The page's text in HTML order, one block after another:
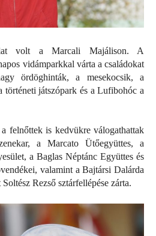
volt a Marcali Majálison. A
vidámparkkal várta a családokat
ördöghinták, a mesekocsik, a
játszópark és a Lufibohóc a
felnőttek is kedvükre válogathattak
a Marcato Ütőegyüttes, a
a Baglas Néptánc Együttes és
valamint a Bajtársi Dalárda
Rezső sztárfellépése zárta.